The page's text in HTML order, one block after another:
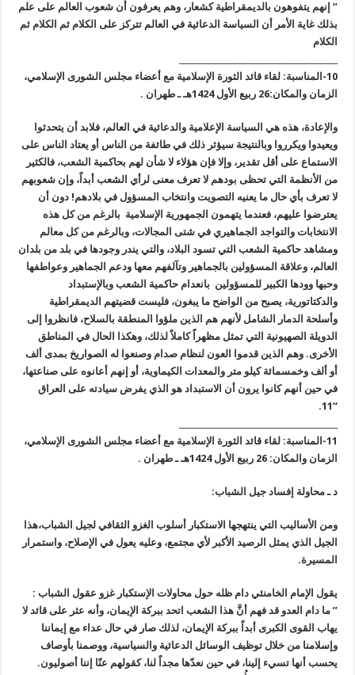
” إنهم يتفوهون بالديمقراطية كشعار، وهم يعرفون أن شعوب العالم على علم
بذلك غاية الأمر أن السياسة الدعائية في العالم تتركز على الكلام ثم الكلام ثم
الكلام
10-المناسبة: لقاء قائد الثورة الإسلامية مع أعضاء مجلس الشورى الإسلامي،
الزمان والمكان:26 ربيع الأول 1424هـ ـ طهران .
والإعادة، هذه هي السياسة الإعلامية والدعائية في العالم، فلابد أن يتحدثوا
ويعيدوا ويكرروا وبالنتيجة سيؤثر ذلك في طائفة من الناس أو يعتاد الناس على
الاستماع على أقل تقدير، وإلا فإن هؤلاء لا شأن لهم بحاكمية الشعب، فالكثير
من الأنظمة التي تحظى بودهم لا تعرف معنى لرأي الشعب أبداً، وإن شعوبهم
لا تعرف بأي حال ما يعنيه التصويت وانتخاب المسؤول في بلادهم! دون أن
يعترضوا عليهم، فعندما يتهمون الجمهورية الإسلامية ­ بالرغم من كل هذه
الانتخابات والتواجد الجماهيري في شتى المجالات، وبالرغم من كل معالم
ومشاهد حاكمية الشعب التي تسود البلاد، والتي يندر وجودها في بلد من بلدان
العالم، وعلاقة المسؤولين بالجماهير وتآلفهم معها ودعم الجماهير وعواطفها
وحبها وودها الكبير للمسؤولين ­ بانعدام حاكمية الشعب وبالإستبداد
والدكتاتورية، يصبح من الواضح ما يبغون، فليست قضيتهم الديمقراطية
وأسلحة الدمار الشامل لأنهم هم الذين ملؤوا المنطقة بالسلاح، فانظروا إلى
الدويلة الصهيونية التي تمثل مظهراً كاملاً لذلك، وهكذا الحال في المناطق
الأخرى. وهم الذين قدموا العون لنظام صدام وصنعوا له الصواريخ بمدى ألف
أو ألف وخمسمائة كيلو متر والمعدات الكيماوية، أو إنهم أعانوه على صناعتها،
في حين أنهم كانوا يرون أن الاستبداد هو الذي يفرض سيادته على العراق
“11.
11-المناسبة: لقاء قائد الثورة الإسلامية مع أعضاء مجلس الشورى الإسلامي،
الزمان والمكان: 26 ربيع الأول 1424هـ ـ طهران .
د ـ محاولة إفساد جيل الشباب:
ومن الأساليب التي ينتهجها الاستكبار أسلوب الغزو الثقافي لجيل الشباب،هذا
الجيل الذي يمثل الرصيد الأكبر لأي مجتمع، وعليه يعول في الإصلاح، واستمرار
المسيرة.
يقول الإمام الخامنئي دام ظله حول محاولات الإستكبار غزو عقول الشباب :
” ما دام العدو قد فهم أنَّ هذا الشعب اتحد ببركة الإيمان، وأنه عثر على قائد لا
يهاب القوى الكبرى أبداً ببركة الإيمان، لذلك صار في حال عداء مع إيماننا
وإسلامنا من خلال توظيف الوسائل الدعائية والسياسية، ووصمنا بأوصاف
يحسب أنها تسيء إلينا، في حين نعدّها مجداً لنا، كقولهم عنّا إننا أصوليون.